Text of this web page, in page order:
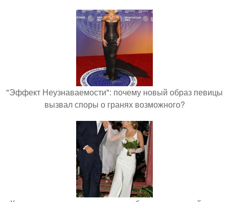
"Эффект Неузнаваемости": почему новый образ певицы
вызвал споры о гранях возможного?